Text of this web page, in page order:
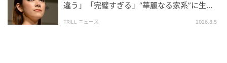
違う」「完璧すぎる」“華麗なる家系”に生ま
TRILL ニュース 2026.8.5